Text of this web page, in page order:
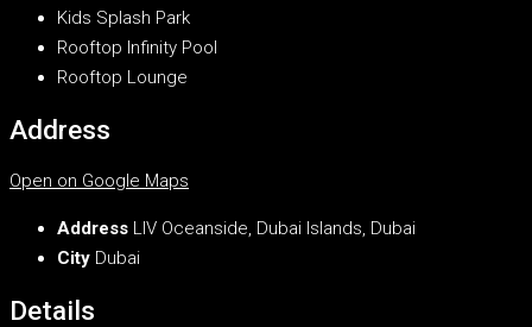
Kids Splash Park
Rooftop Infinity Pool
Rooftop Lounge
Address
Open on Google Maps
Address LIV Oceanside, Dubai Islands, Dubai
City Dubai
Details